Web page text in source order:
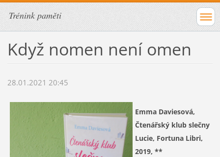
Trénink paměti
Když nomen není omen
28.01.2021 20:45
Emma Daviesová,
Čtenářský klub slečny
Lucie, Fortuna Libri,
2019, **